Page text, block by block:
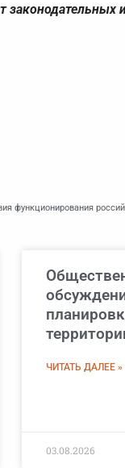
ЧИТАТЬ ДАЛЕЕ »
03.08.2026